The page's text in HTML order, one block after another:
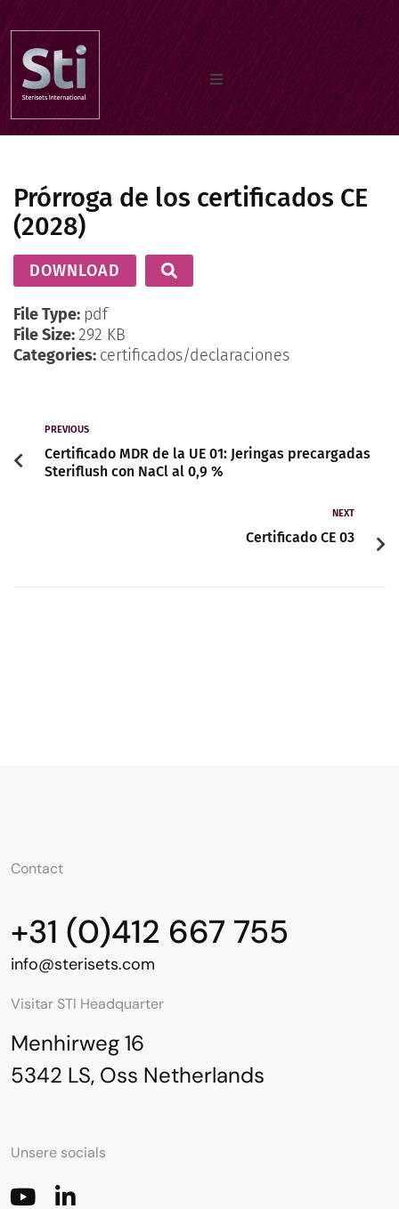
Inicio
Quiénes somos
Prórroga de los certificados CE
(2028)
DOWNLOAD
File Type: pdf
File Size:292 KB
Categories: certificados/declaraciones
PREVIOUS
Certificado MDR de la UE 01: Jeringas precargadas
Steriflush con NaCl al 0,9 %
NEXT
Certificado CE 03
Contact
+31 (0)412 667 755
info@sterisets.com
Visitar STI Headquarter
Menhirweg 16
5342 LS, Oss Netherlands
Unsere socials